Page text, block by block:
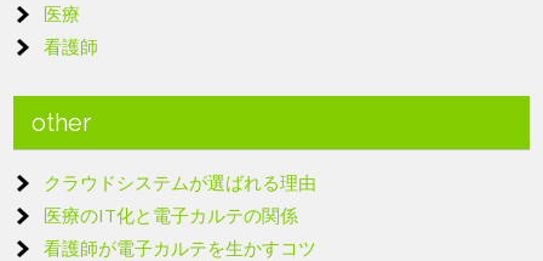
医療
看護師
other
クラウドシステムが選ばれる理由
医療のIT化と電子カルテの関係
看護師が電子カルテを生かすコツ